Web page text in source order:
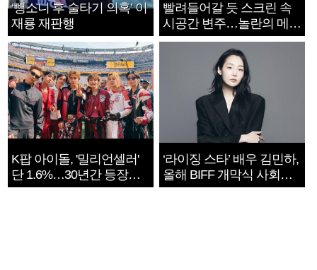
‘뺑소니 후 술타기 의혹’ 이
재룡 재판행
빨려들어갈 듯 스크린 속
시공간 변주…놀란의 메시
지는 ‘전쟁 속죄’
K팝 아이돌, '밀리언셀러'
단 1.6%…30년간 등장
1182개팀 전수조사
‘라이징 스타’ 배우 김민하,
올해 BIFF 개막식 사회자
확정